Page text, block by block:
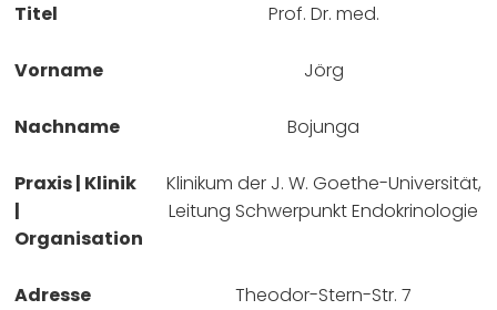
Titel Prof. Dr. med.
Vorname Jörg
Nachname Bojunga
Praxis | Klinik
|
Organisation
Klinikum der J. W. Goethe-Universität,
Leitung Schwerpunkt Endokrinologie
Adresse Theodor-Stern-Str. 7